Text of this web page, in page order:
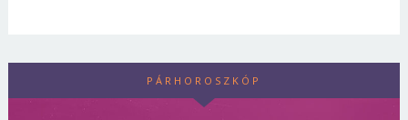
PÁRHOROSZKÓP